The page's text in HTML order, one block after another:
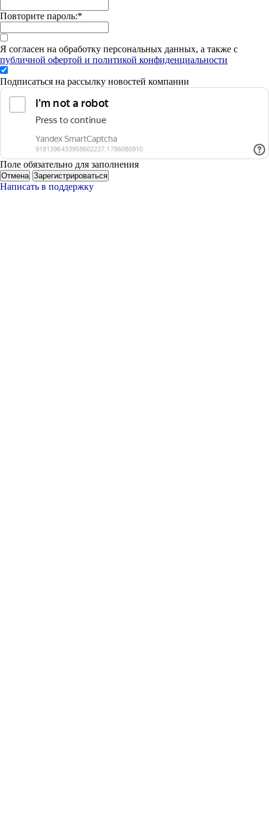
Повторите пароль:*
Я согласен на обработку персональных данных, а также с
публичной офертой и политикой конфиденциальности
Подписаться на рассылку новостей компании
Поле обязательно для заполнения
Отмена Зарегистрироваться
Написать в поддержку